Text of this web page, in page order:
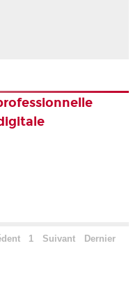
1 Suivant Dernier